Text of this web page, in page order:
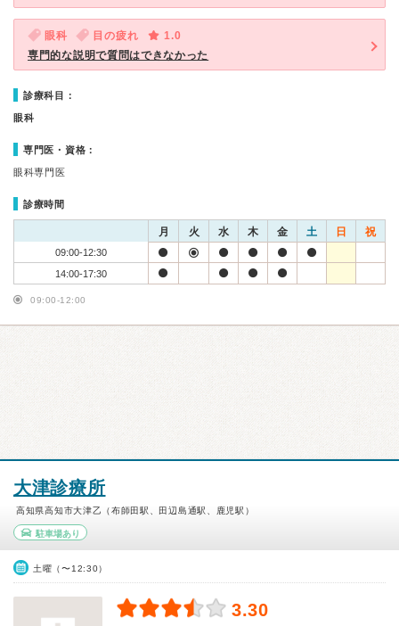
眼科 目の疲れ
1.0
専門的な説明で質問はできなかった
診療科目：
眼科
専門医・資格：
眼科専門医
診療時間
月 火 水 木 金 土 日 祝
09:00-12:30
14:00-17:30
09:00-12:00
大津診療所
高知県高知市大津乙（布師田駅、田辺島通駅、鹿児駅）
駐車場あり
土曜（〜12:30）
3.30